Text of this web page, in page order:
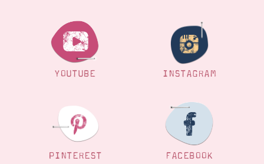
YOUTUBE INSTAGRAM
PINTEREST FACEBOOK